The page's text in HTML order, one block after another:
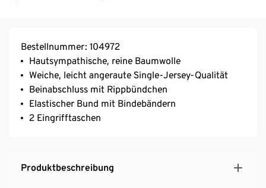
Bestellnummer: 104972
Hautsympathische, reine Baumwolle
Weiche, leicht angeraute Single-Jersey-Qualität
Beinabschluss mit Rippbündchen
Elastischer Bund mit Bindebändern
2 Eingrifftaschen
Produktbeschreibung